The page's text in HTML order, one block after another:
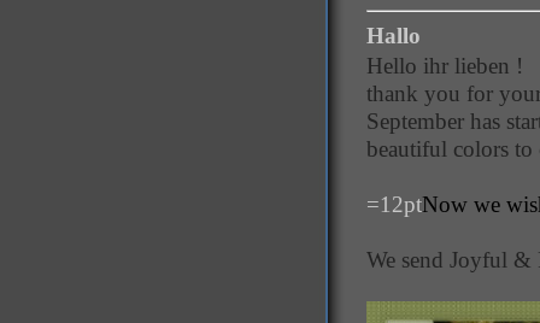
Hallo
Hello ihr lieben !
thank you for
September has
beautiful colors to
=12ptNow we
We send Joyful